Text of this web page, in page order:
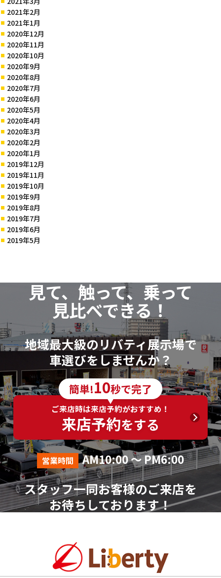
2021年2月
2021年1月
2020年12月
2020年11月
2020年10月
2020年9月
2020年8月
2020年7月
2020年6月
2020年5月
2020年4月
2020年3月
2020年2月
2020年1月
2019年12月
2019年11月
2019年10月
2019年9月
2019年8月
2019年7月
2019年6月
2019年5月
見て、触って、乗って
見比べできる！
地域最大級のリバティ展示場で
車選びをしませんか？
簡単!10秒で完了
ご来店時は来店予約がおすすめ！
来店予約をする
営業時間 AM10:00 ～ PM6:00
スタッフ一同お客様のご来店を
お待ちしております！